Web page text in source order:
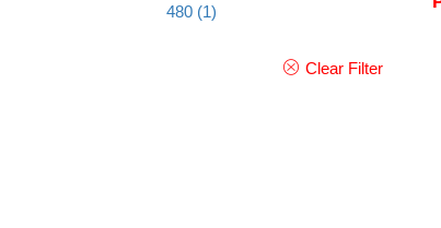
480 (1)
Clear Filter